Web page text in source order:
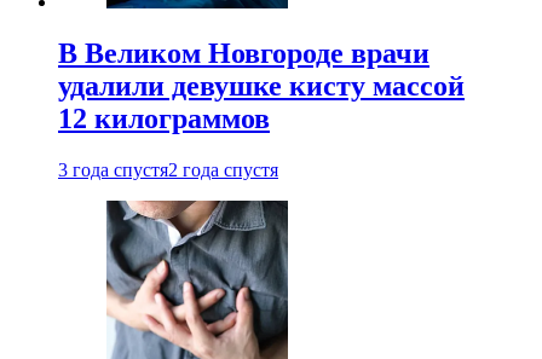
В Великом Новгороде врачи
удалили девушке кисту массой
12 килограммов
3 года спустя2 года спустя